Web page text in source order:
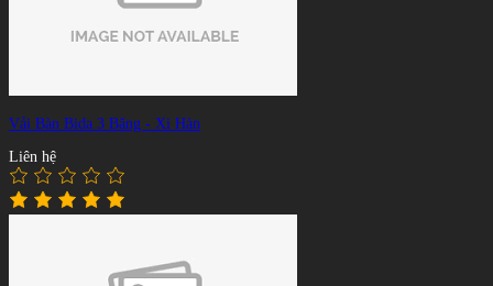
Vải Bàn Bida 3 Băng - Xi Hàn
Liên hệ